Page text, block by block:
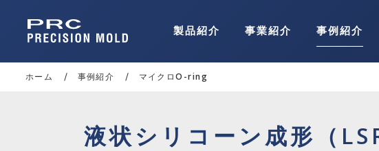
製品紹介 事業紹介 事例紹介
ホーム 事例紹介 マイクロO-ring
液状シリコーン成形（